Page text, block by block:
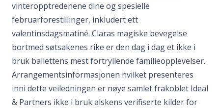
vinteropptredenene dine og spesielle
februarforestillinger, inkludert ett
valentinsdagsmatiné. Claras magiske bevegelse
bortmed søtsakenes rike er den dag i dag et ikke i
bruk ballettens mest fortryllende familieopplevelser.
Arrangementsinformasjonen hvilket presenteres
inni dette veiledningen er nøye samlet frakoblet Ideal
& Partners ikke i bruk alskens verifiserte kilder for